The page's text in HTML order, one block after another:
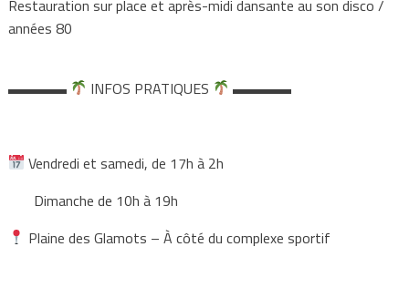
Restauration sur place et après-midi dansante au son disco /
années 80
▬▬▬▬ INFOS PRATIQUES ▬▬▬▬
Vendredi et samedi, de 17h à 2h
Dimanche de 10h à 19h
Plaine des Glamots – À côté du complexe sportif